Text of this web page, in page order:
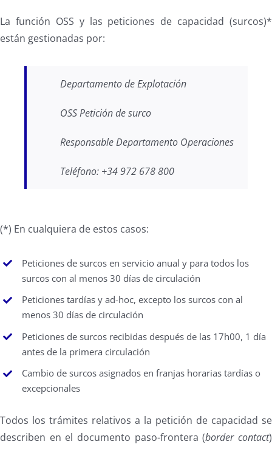
La función OSS y las peticiones de capacidad (surcos)*
están gestionadas por:
Departamento de Explotación
OSS Petición de surco
Responsable Departamento Operaciones
Teléfono: +34 972 678 800
(*) En cualquiera de estos casos:
Peticiones de surcos en servicio anual y para todos los
surcos con al menos 30 días de circulación
Peticiones tardías y ad-hoc, excepto los surcos con al
menos 30 días de circulación
Peticiones de surcos recibidas después de las 17h00, 1 día
antes de la primera circulación
Cambio de surcos asignados en franjas horarias tardías o
excepcionales
Todos los trámites relativos a la petición de capacidad se
describen en el documento paso-frontera (border contact)